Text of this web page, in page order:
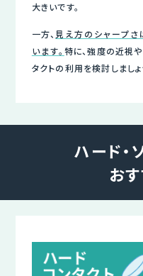
大きいです。
一方、 見え方のシャープ
います。 特に、強度の近視
タクトの利用を検討しましょ
ハード・
お